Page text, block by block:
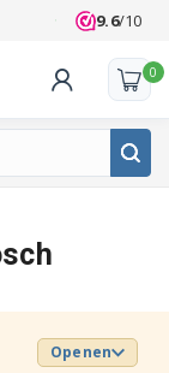
Klanten
9.6/10
0
Openen